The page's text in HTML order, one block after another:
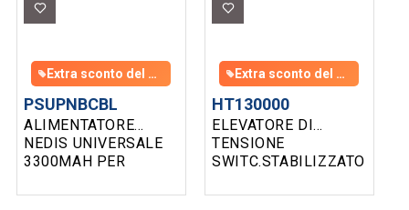
ALIMENTATORE
NEDIS UNIVERSALE
3300MAH PER
AUTO 15/24VDC
PSUPNBCBL
Extra sconto del 10% con l'acquisto di 6 pezzi assortiti
ELEVATORE DI
TENSIONE
SWITC.STABILIZZATO
6PLUG
HT130000
Extra sconto del 10% con l'acquisto di 6 pezzi assortiti